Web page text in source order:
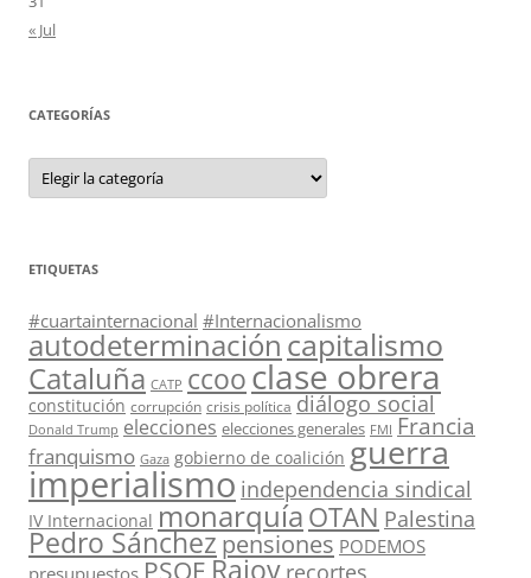
« Jul
CATEGORÍAS
Categorías
ETIQUETAS
#cuartainternacional #Internacionalismo
autodeterminación capitalismo
Cataluña CATP ccooclase obrera
constitución corrupción crisis política diálogo social
Donald Trump elecciones elecciones generales FMI Francia
franquismo Gaza gobierno de coalición guerra
imperialismo independencia sindical
IV Internacional monarquía OTAN Palestina
Pedro Sánchezpensiones PODEMOS
PSOERajoy recortes